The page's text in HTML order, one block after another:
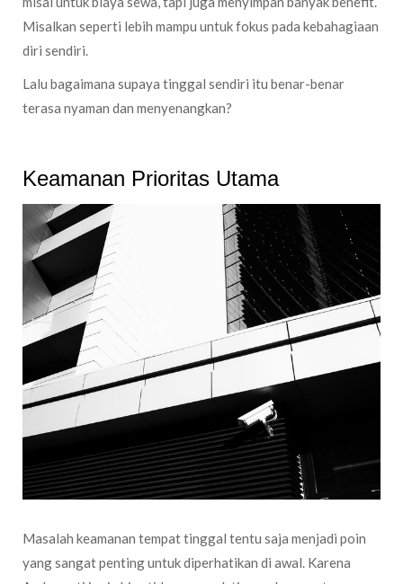
Misalkan seperti lebih mampu untuk fokus pada kebahagiaan
diri sendiri.
Lalu bagaimana supaya tinggal sendiri itu benar-benar
terasa nyaman dan menyenangkan?
Keamanan Prioritas Utama
Masalah keamanan tempat tinggal tentu saja menjadi poin
yang sangat penting untuk diperhatikan di awal. Karena